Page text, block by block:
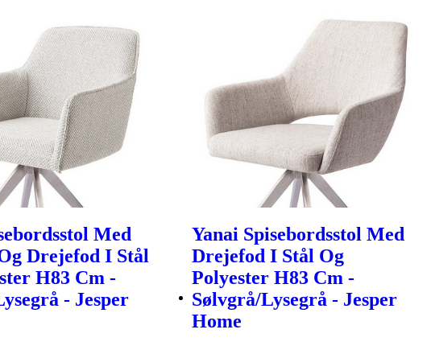
Med
Drejefod I Stål
H83 Cm -
- Jesper
Yanai Spisebordsstol Med
Drejefod I Stål Og
Polyester H83 Cm -
Sølvgrå/Lysegrå - Jesper
Home